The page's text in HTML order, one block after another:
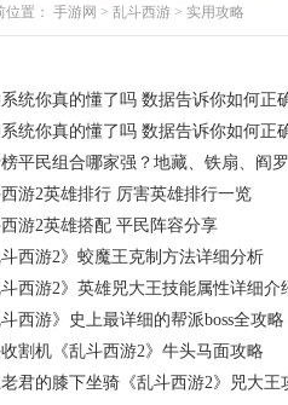
位置： 手游网 > 乱斗西游 > 实用攻略
统你真的懂了吗 数据告诉你如何正
统你真的懂了吗 数据告诉你如何正
平民组合哪家强？地藏、铁扇、阎
游2英雄排行 厉害英雄排行一览
游2英雄搭配 平民阵容分享
斗西游2》蛟魔王克制方法详细分析
斗西游2》英雄兕大王技能属性详细介
斗西游》史上最详细的帮派boss全攻略
割机《乱斗西游2》牛头马面攻略
君的膝下坐骑《乱斗西游2》兕大王